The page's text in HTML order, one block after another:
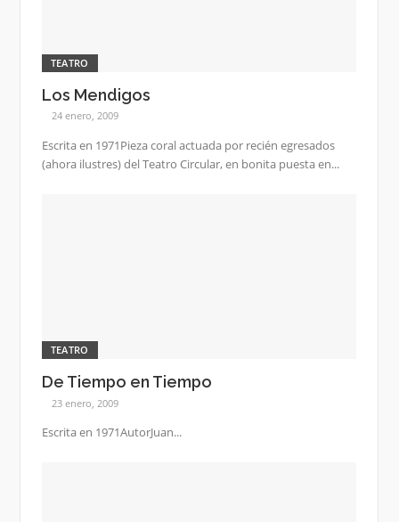
TEATRO
Los Mendigos
24 enero, 2009
Escrita en 1971Pieza coral actuada por recién egresados
(ahora ilustres) del Teatro Circular, en bonita puesta en...
TEATRO
De Tiempo en Tiempo
23 enero, 2009
Escrita en 1971AutorJuan...